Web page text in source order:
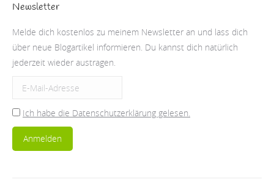
Newsletter
Melde dich kostenlos zu meinem Newsletter an und lass dich
über neue Blogartikel informieren. Du kannst dich natürlich
jederzeit wieder austragen.
Ich habe die Datenschutzerklärung gelesen.